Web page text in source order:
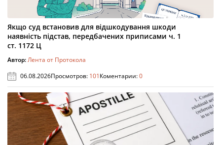
Якщо суд встановив для відшкодування шкоди
наявність підстав, передбачених приписами ч. 1
ст. 1172 Ц
Автор:Лента от Протокола
06.08.2026Просмотров: 101Коментарии:0